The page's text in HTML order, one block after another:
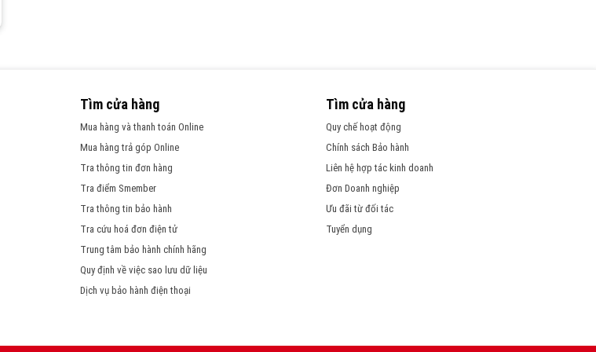
Tìm cửa hàng
Mua hàng và thanh toán Online
Mua hàng trả góp Online
Tra thông tin đơn hàng
Tra điểm Smember
Tra thông tin bảo hành
Tra cứu hoá đơn điện tử
Trung tâm bảo hành chính hãng
Quy định về việc sao lưu dữ liệu
Dịch vụ bảo hành điện thoại
Tìm cửa hàng
Quy chế hoạt động
Chính sách Bảo hành
Liên hệ hợp tác kinh doanh
Đơn Doanh nghiệp
Ưu đãi từ đối tác
Tuyển dụng